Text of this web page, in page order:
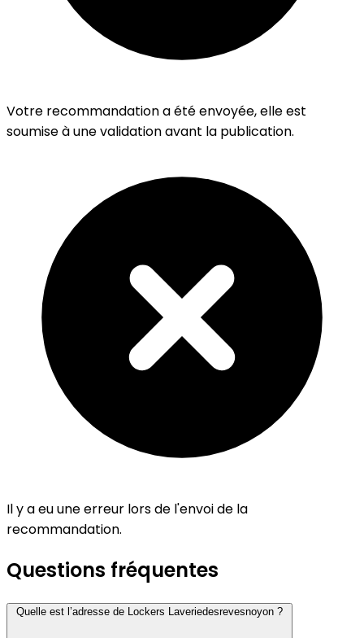
Votre recommandation a été envoyée, elle est
soumise à une validation avant la publication.
Il y a eu une erreur lors de l'envoi de la
recommandation.
Questions fréquentes
Quelle est l’adresse de Lockers Laveriedesrevesnoyon ?